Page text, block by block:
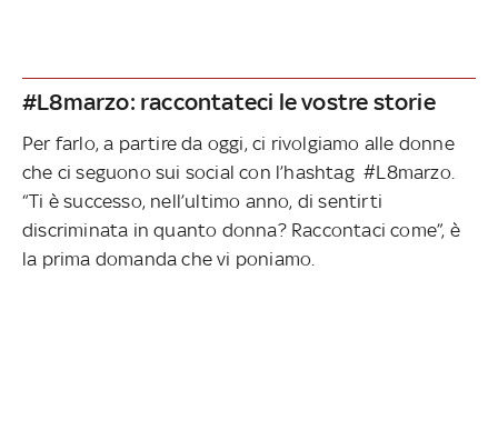
#L8marzo: raccontateci le vostre storie
Per farlo, a partire da oggi, ci rivolgiamo alle donne
che ci seguono sui social con l’hashtag #L8marzo.
“Ti è successo, nell’ultimo anno, di sentirti
discriminata in quanto donna? Raccontaci come”, è
la prima domanda che vi poniamo.